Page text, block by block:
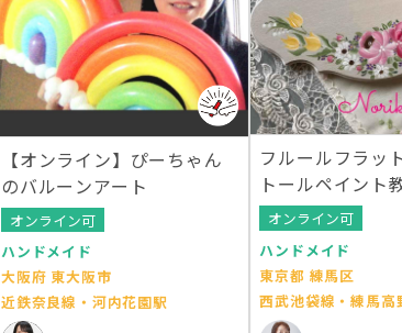
【オンライン】ぴーちゃん
のバルーンアート
オンライン可
ハンドメイド
大阪府 東大阪市
近鉄奈良線・河内花園駅
フルールフラッ
トールペイント
オンライン可
ハンドメイド
東京都 練馬区
西武池袋線・練馬高